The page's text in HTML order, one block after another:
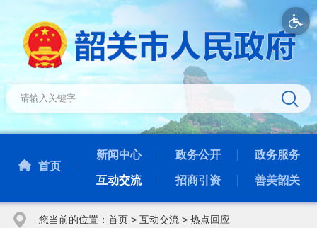
首页
新闻中心 政务公开 政务服务
互动交流 招商引资 善美韶关
您当前的位置： 首页> 互动交流> 热点回应